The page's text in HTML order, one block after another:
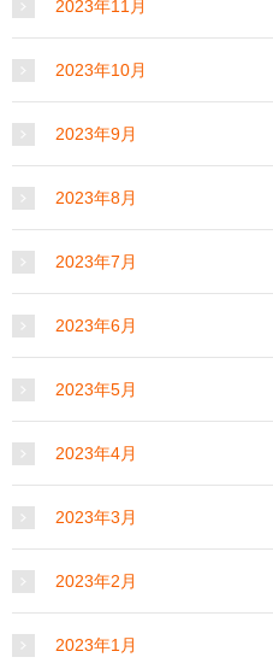
2023年11月
2023年10月
2023年9月
2023年8月
2023年7月
2023年6月
2023年5月
2023年4月
2023年3月
2023年2月
2023年1月